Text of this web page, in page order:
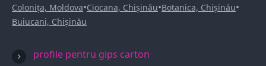
Colonița, Moldova•Ciocana, Chișinău•Botanica, Chișinău•
Buiucani, Chișinău
profile pentru gips carton